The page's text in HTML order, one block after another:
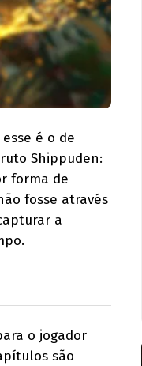
é o de
Shippuden:
forma de
fosse através
a
o jogador
são